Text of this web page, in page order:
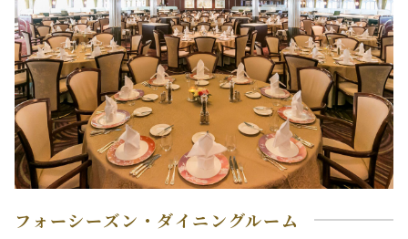
フォーシーズン・ダイニングルーム